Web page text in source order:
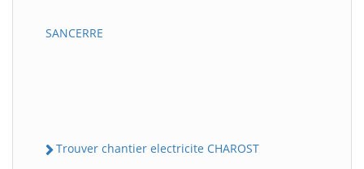
SANCERRE
Trouver chantier electricite CHAROST